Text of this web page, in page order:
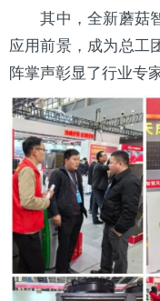
其中，全新蘑菇智
应用前景，成为总工
阵掌声彰显了行业专